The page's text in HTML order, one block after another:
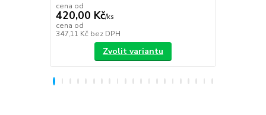
cena od
420,00 Kč/ks
cena od
347,11 Kč bez DPH
Zvolit variantu